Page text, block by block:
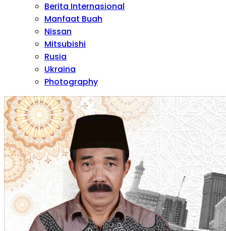
Berita Internasional
Manfaat Buah
Nissan
Mitsubishi
Rusia
Ukraina
Photography